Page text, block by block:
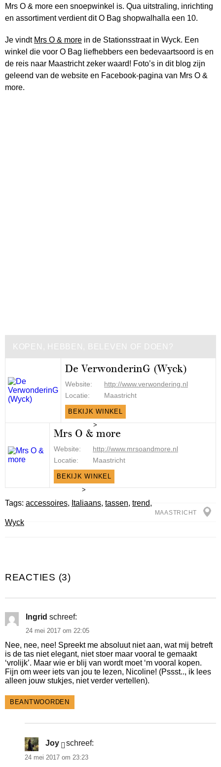
Mrs O & more een snoepwinkel is. Qua uitstraling, inrichting
en assortiment verdient dit O Bag shopwalhalla een 10.
Je vindt Mrs O & more in de Stationsstraat in Wyck. Een
winkel die voor O Bag liefhebbers een bedevaartsoord is en
de reis naar Maastricht zeker waard! Foto’s in dit blog zijn
geleend van de website en Facebook-pagina van Mrs O &
more.
KOPEN, HEBBEN, BELEVEN OF DOEN?
De VerwonderinG (Wyck)
Website:
http://www.verwondering.nl
Locatie:
Maastricht
BEKIJK WINKEL
>
Mrs O & more
Website:
http://www.mrsoandmore.nl
Locatie:
Maastricht
BEKIJK WINKEL
>
Tags: accessoires, Italiaans, tassen, trend,
Wyck
MAASTRICHT
REACTIES (3)
Ingrid schreef:
24 mei 2017 om 22:05
Nee, nee, nee! Spreekt me absoluut niet aan, wat mij betreft
is de tas niet elegant, niet stoer maar vooral te gemaakt
‘vrolijk’. Maar wie er blij van wordt moet ‘m vooral kopen.
Fijn om weer iets van jou te lezen, Nicoline! (Pssst.., ik lees
alleen jouw stukjes, niet verder vertellen).
BEANTWOORDEN
Joy schreef:
24 mei 2017 om 23:23